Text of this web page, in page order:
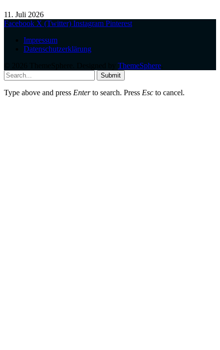
11. Juli 2026
Facebook X (Twitter) Instagram Pinterest
Impressum
Datenschutzerklärung
ThemeSphere
Submit
Type above and press Enterto search. Press Esc to cancel.